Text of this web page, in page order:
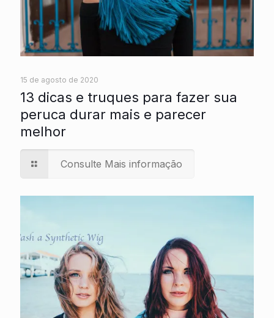
15 de agosto de 2020
13 dicas e truques para fazer sua
peruca durar mais e parecer
melhor
Consulte Mais informação